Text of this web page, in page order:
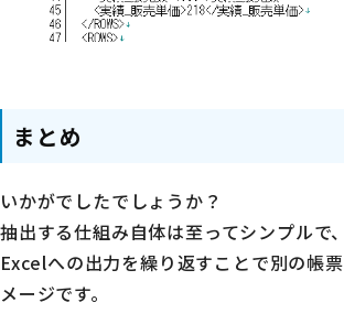
まとめ
いかがでしたでしょうか？
抽出する仕組み自体は至ってシンプルで
Excelへの出力を繰り返すことで別の帳
メージです。